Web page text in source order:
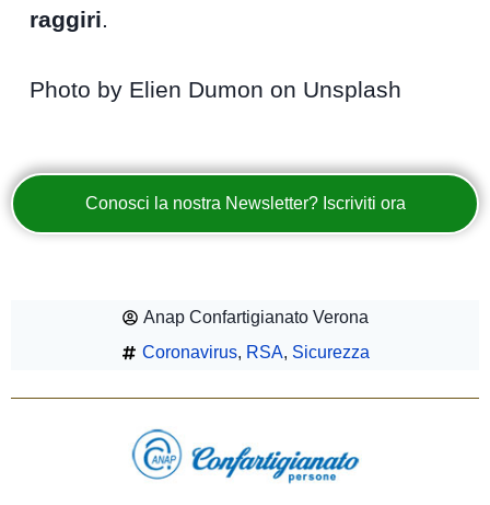
raggiri.
Photo by Elien Dumon on Unsplash
Conosci la nostra Newsletter? Iscriviti ora
Anap Confartigianato Verona
Coronavirus, RSA, Sicurezza